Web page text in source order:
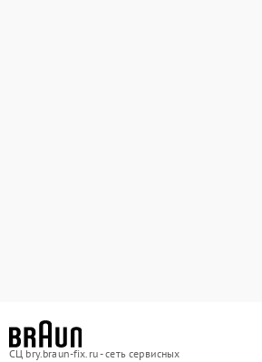
СЦ bry.braun-fix.ru - сеть сервисных